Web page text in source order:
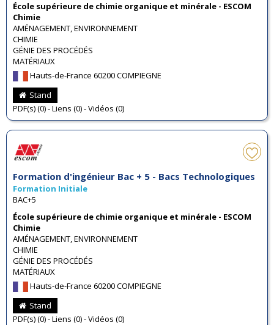
École supérieure de chimie organique et minérale - ESCOM
Chimie
AMÉNAGEMENT, ENVIRONNEMENT
CHIMIE
GÉNIE DES PROCÉDÉS
MATÉRIAUX
Hauts-de-France 60200 COMPIEGNE
Stand
PDF(s) (0) - Liens (0) - Vidéos (0)
Formation d'ingénieur Bac + 5 - Bacs Technologiques
Formation Initiale
BAC+5
École supérieure de chimie organique et minérale - ESCOM
Chimie
AMÉNAGEMENT, ENVIRONNEMENT
CHIMIE
GÉNIE DES PROCÉDÉS
MATÉRIAUX
Hauts-de-France 60200 COMPIEGNE
Stand
PDF(s) (0) - Liens (0) - Vidéos (0)